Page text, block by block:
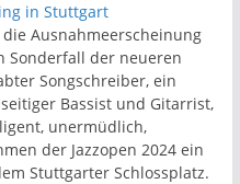
in Stuttgart
Ausnahmeerscheinung
Sonderfall der neueren
Songschreiber, ein
Bassist und Gitarrist,
unermüdlich,
der Jazzopen 2024 ein
Stuttgarter Schlossplatz.